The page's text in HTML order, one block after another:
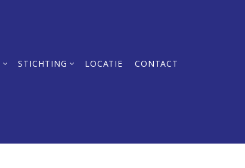
STICHTING LOCATIE CONTACT